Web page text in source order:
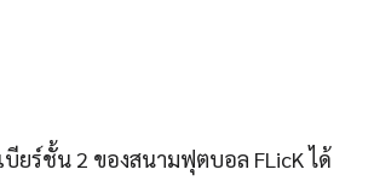
บียร์ชั้น 2 ของสนามฟุตบอล FLicK ได้